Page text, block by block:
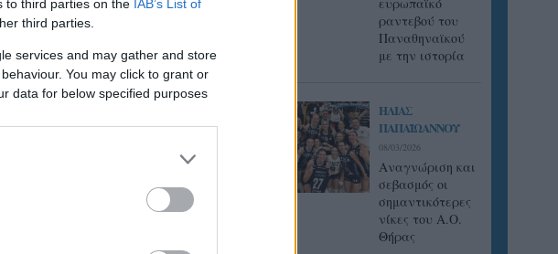
to third parties on the IAB’s List of
third parties.
services and may gather and store
You may click to grant or
data for below specified purposes
ραντεβού του
Παναθηναϊκού
με την ιστορία
ΗΛΙΑΣ
ΠΑΠΑΪΩΑΝΝΟΥ
08/03/2026
Αναγνώριση και
σεβασμός οι
σημαντικότερες
νίκες του Α.Ο.
Θήρας